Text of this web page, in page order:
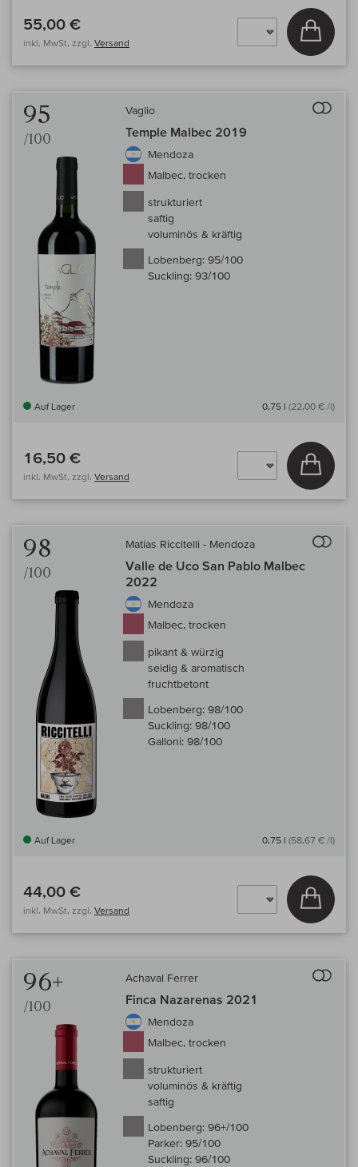
55,00 €
inkl. MwSt, zzgl. Versand
In
95
/100
Vaglio
Temple Malbec 2019
Mendoza
Malbec, trocken
strukturiert
saftig
voluminös & kräftig
Lobenberg: 95/100
Suckling: 93/100
Auf Lager 0,75 l (22,00 € /l)
16,50 €
inkl. MwSt, zzgl. Versand
In
98
/100
Matias Riccitelli - Mendoza
Valle de Uco San Pablo Malbec
2022
Mendoza
Malbec, trocken
pikant & würzig
seidig & aromatisch
fruchtbetont
Lobenberg: 98/100
Suckling: 98/100
Galloni: 98/100
Auf Lager 0,75 l (58,67 € /l)
44,00 €
inkl. MwSt, zzgl. Versand
In
96+
/100
Achaval Ferrer
Finca Nazarenas 2021
Mendoza
Malbec, trocken
strukturiert
voluminös & kräftig
saftig
Lobenberg: 96+/100
Parker: 95/100
Suckling: 96/100